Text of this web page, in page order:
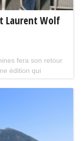
Laurent Wolf
fera son retour
édition qui